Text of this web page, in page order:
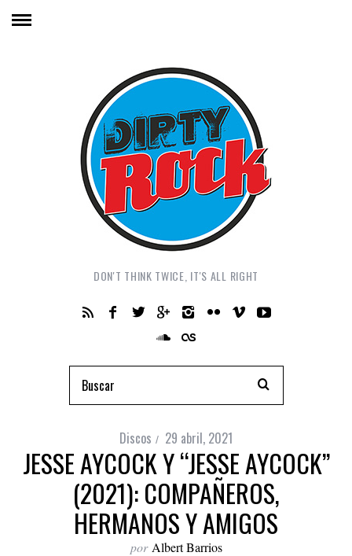
DON'T THINK TWICE, IT'S ALL RIGHT
Discos 29 abril, 2021
JESSE AYCOCK Y “JESSE AYCOCK”
(2021): COMPAÑEROS,
HERMANOS Y AMIGOS
por Albert Barrios